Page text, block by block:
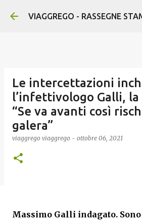
Passa ai contenuti
VIAGGREGO - RASSEGNE
Le intercettazioni
l’infettivologo Galli,
“Se va avanti così
galera”
viaggrego viaggrego - ottobre 06, 2021
Massimo Galli indagato.